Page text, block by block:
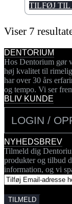
TILFØJ TIL
Viser 7
DENTORIUM
Hos Dentorium gør
høj kvalitet til
har over 30 års
og tempo. Vi ser
BLIV KUNDE
LOGIN /
NYHEDSBREV
Tilmeld dig
produkter og tilbud
information, og vi